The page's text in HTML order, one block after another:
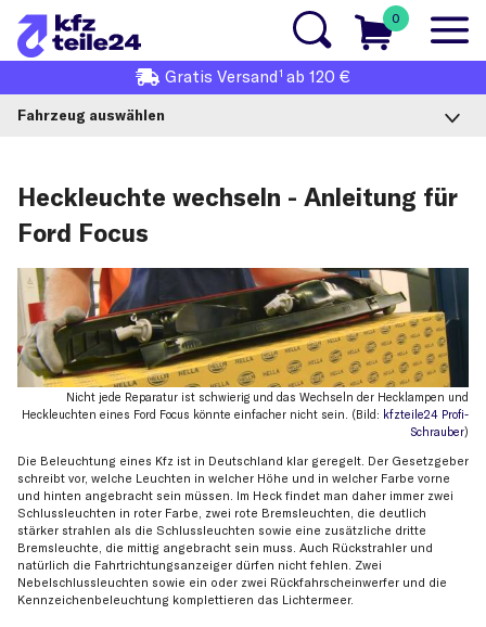
0
Gratis Versand1 ab 120 €
Fahrzeug auswählen
Heckleuchte wechseln - Anleitung für
Ford Focus
Nicht jede Reparatur ist schwierig und das Wechseln der Hecklampen und
Heckleuchten eines Ford Focus könnte einfacher nicht sein. (Bild: kfzteile24 Profi-
Schrauber)
Die Beleuchtung eines Kfz ist in Deutschland klar geregelt. Der Gesetzgeber
schreibt vor, welche Leuchten in welcher Höhe und in welcher Farbe vorne
und hinten angebracht sein müssen. Im Heck findet man daher immer zwei
Schlussleuchten in roter Farbe, zwei rote Bremsleuchten, die deutlich
stärker strahlen als die Schlussleuchten sowie eine zusätzliche dritte
Bremsleuchte, die mittig angebracht sein muss. Auch Rückstrahler und
natürlich die Fahrtrichtungsanzeiger dürfen nicht fehlen. Zwei
Nebelschlussleuchten sowie ein oder zwei Rückfahrscheinwerfer und die
Kennzeichenbeleuchtung komplettieren das Lichtermeer.